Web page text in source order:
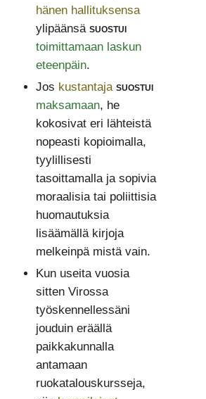
hänen hallituksensa
ylipäänsä suostui
toimittamaan laskun
eteenpäin.
Jos kustantaja suostui
maksamaan, he
kokosivat eri lähteistä
nopeasti kopioimalla,
tyylillisesti
tasoittamalla ja sopivia
moraalisia tai poliittisia
huomautuksia
lisäämällä kirjoja
melkeinpä mistä vain.
Kun useita vuosia
sitten Virossa
työskennellessäni
jouduin eräällä
paikkakunnalla
antamaan
ruokatalouskursseja,